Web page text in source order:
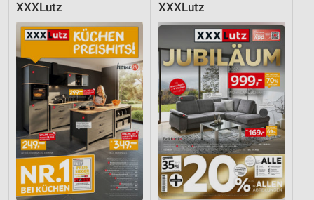
XXXLutz XXXLutz
Analyse von Zielgruppen durch Statistiken oder
Kombinationen von Daten aus verschiedenen
Quellen
Entwicklung und Verbesserung der Angebote
Verwendung reduzierter Daten zur Auswahl von
Inhalten
IAB-Besonderheiten:
Verwendung genauer Standortdaten
Geräte anhand von aktiv angeforderten
Informationen identifizieren